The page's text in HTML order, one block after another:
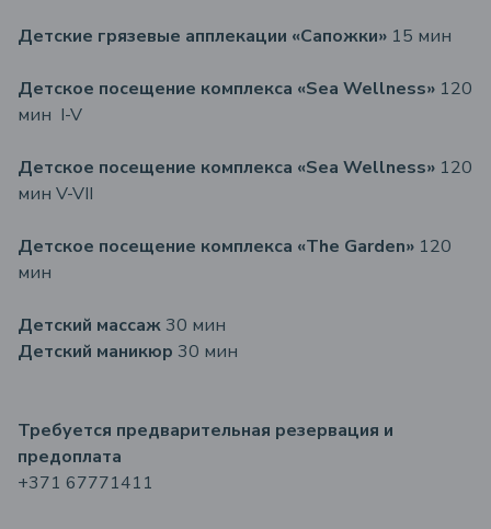
Детские грязевые апплекации «Сапожки» 15 мин
Детское посещение комплекса «Sea Wellness» 120
мин I-V
Детское посещение комплекса «Sea Wellness» 120
мин V-VII
Детское посещение комплекса «The Garden» 120
мин
Детский массаж 30 мин
Детский маникюр 30 мин
Требуется предварительная резервация и
предоплата
+371 67771411